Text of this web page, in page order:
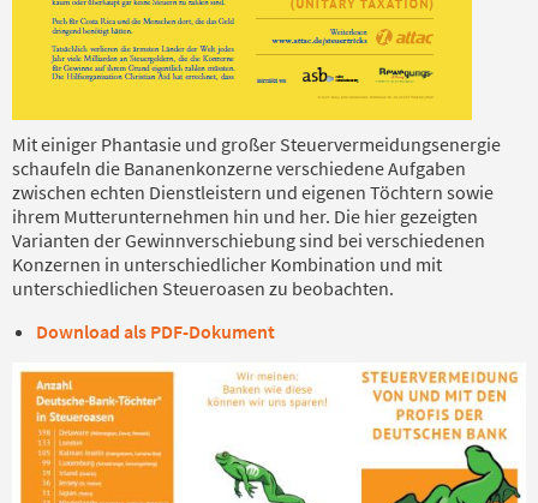
Mit einiger Phantasie und großer Steuervermeidungsenergie
schaufeln die Bananenkonzerne verschiedene Aufgaben
zwischen echten Dienstleistern und eigenen Töchtern sowie
ihrem Mutterunternehmen hin und her. Die hier gezeigten
Varianten der Gewinnverschiebung sind bei verschiedenen
Konzernen in unterschiedlicher Kombination und mit
unterschiedlichen Steueroasen zu beobachten.
Download als PDF-Dokument